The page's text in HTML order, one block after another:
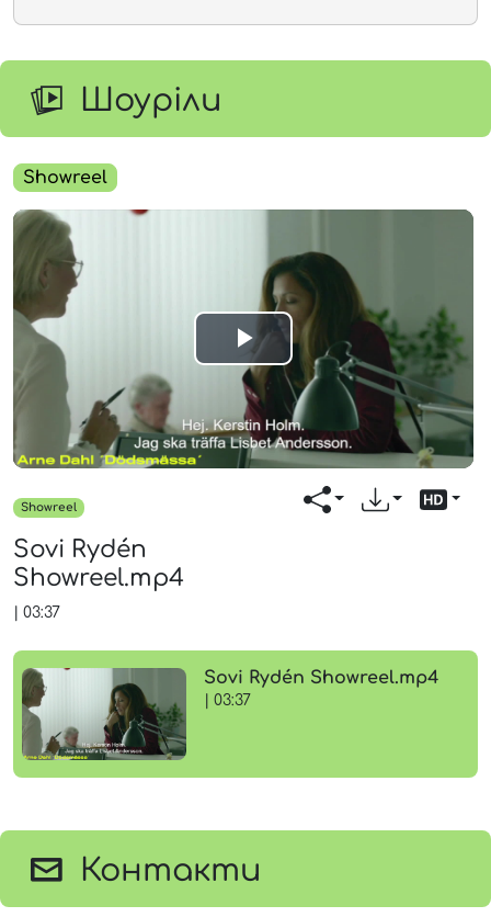
Шоуріли
Showreel
Play
Video
Showreel
Sovi Rydén
Showreel.mp4
03:37
Sovi Rydén Showreel.mp4
| 03:37
Контакти